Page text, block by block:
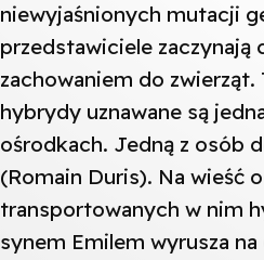
niewyjaśnionych mutacji
przedstawiciele zaczynają
zachowaniem do
hybrydy uznawane są
ośrodkach. Jedną z osób
(Romain Duris). Na wieść
transportowanych w nim
synem Emilem wyrusza